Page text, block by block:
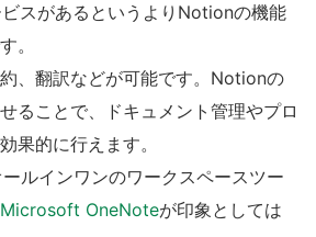
スがあるというよりNotionの機能
。
、翻訳などが可能です。Notionの
ることで、ドキュメント管理やプロ
果的に行えます。
ルインワンのワークスペースツー
Microsoft OneNoteが印象としては